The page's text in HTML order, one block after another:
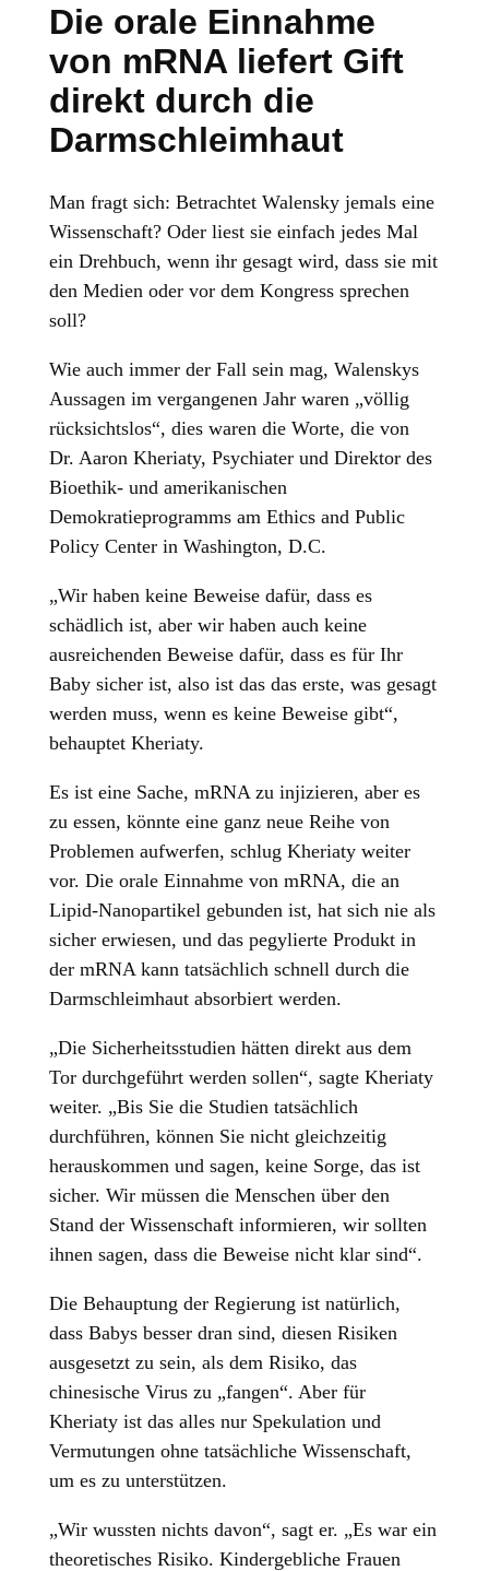
Die orale Einnahme
von mRNA liefert Gift
direkt durch die
Darmschleimhaut
Man fragt sich: Betrachtet Walensky jemals eine
Wissenschaft? Oder liest sie einfach jedes Mal
ein Drehbuch, wenn ihr gesagt wird, dass sie mit
den Medien oder vor dem Kongress sprechen
soll?
Wie auch immer der Fall sein mag, Walenskys
Aussagen im vergangenen Jahr waren „völlig
rücksichtslos“, dies waren die Worte, die von
Dr. Aaron Kheriaty, Psychiater und Direktor des
Bioethik- und amerikanischen
Demokratieprogramms am Ethics and Public
Policy Center in Washington, D.C.
„Wir haben keine Beweise dafür, dass es
schädlich ist, aber wir haben auch keine
ausreichenden Beweise dafür, dass es für Ihr
Baby sicher ist, also ist das das erste, was gesagt
werden muss, wenn es keine Beweise gibt“,
behauptet Kheriaty.
Es ist eine Sache, mRNA zu injizieren, aber es
zu essen, könnte eine ganz neue Reihe von
Problemen aufwerfen, schlug Kheriaty weiter
vor. Die orale Einnahme von mRNA, die an
Lipid-Nanopartikel gebunden ist, hat sich nie als
sicher erwiesen, und das pegylierte Produkt in
der mRNA kann tatsächlich schnell durch die
Darmschleimhaut absorbiert werden.
„Die Sicherheitsstudien hätten direkt aus dem
Tor durchgeführt werden sollen“, sagte Kheriaty
weiter. „Bis Sie die Studien tatsächlich
durchführen, können Sie nicht gleichzeitig
herauskommen und sagen, keine Sorge, das ist
sicher. Wir müssen die Menschen über den
Stand der Wissenschaft informieren, wir sollten
ihnen sagen, dass die Beweise nicht klar sind“.
Die Behauptung der Regierung ist natürlich,
dass Babys besser dran sind, diesen Risiken
ausgesetzt zu sein, als dem Risiko, das
chinesische Virus zu „fangen“. Aber für
Kheriaty ist das alles nur Spekulation und
Vermutungen ohne tatsächliche Wissenschaft,
um es zu unterstützen.
„Wir wussten nichts davon“, sagt er. „Es war ein
theoretisches Risiko. Kindergebliche Frauen